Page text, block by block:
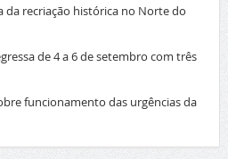
recriação histórica no Norte do
de 4 a 6 de setembro com três
funcionamento das urgências da